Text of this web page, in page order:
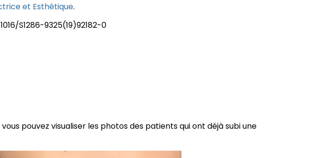
et Esthétique.
S1286-9325(19)92182-0
pouvez visualiser les photos des patients qui ont déjà subi une